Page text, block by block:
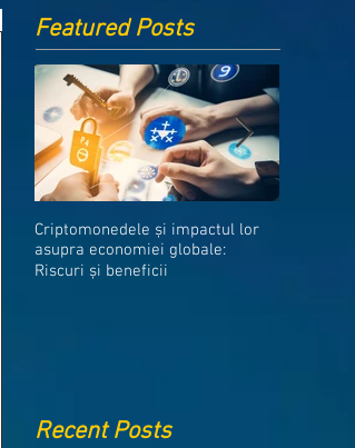
Featured Posts
Criptomonedele și impactul lor
asupra economiei globale:
Riscuri și beneficii
Recent Posts